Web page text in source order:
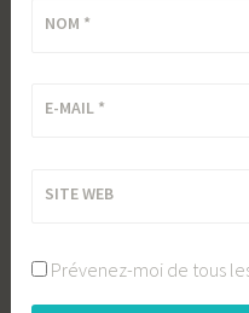
NOM *
E-MAIL *
SITE WEB
Prévenez-moi de tous